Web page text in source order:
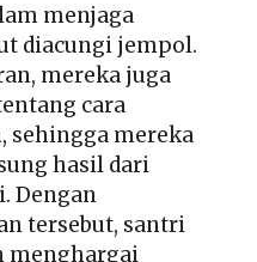
menjaga
diacungi jempol.
mereka juga
cara
sehingga mereka
hasil dari
Dengan
tersebut, santri
menghargai